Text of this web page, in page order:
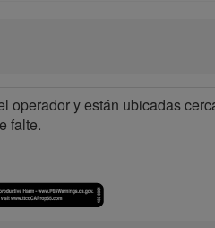
y están ubicadas
falte.